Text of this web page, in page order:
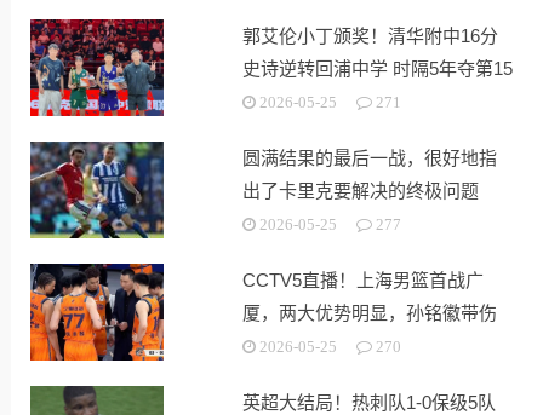
郭艾伦小丁颁奖！清华附中16分
史诗逆转回浦中学 时隔5年夺第15
冠2026-05-25 271
圆满结果的最后一战，很好地指
出了卡里克要解决的终极问题
2026-05-25 277
CCTV5直播！上海男篮首战广
厦，两大优势明显，孙铭徽带伤
出战！
2026-05-25 270
英超大结局！热刺队1-0保级5队